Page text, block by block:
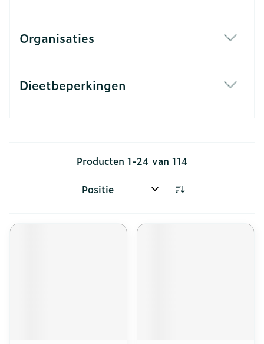
Organisaties
Dieetbeperkingen
Producten 1-24 van 114
Sorteer op: